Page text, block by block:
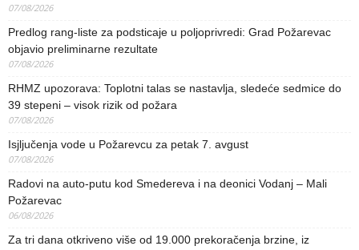
07/08/2026
Predlog rang-liste za podsticaje u poljoprivredi: Grad Požarevac
objavio preliminarne rezultate
07/08/2026
RHMZ upozorava: Toplotni talas se nastavlja, sledeće sedmice do
39 stepeni – visok rizik od požara
07/08/2026
Isjljučenja vode u Požarevcu za petak 7. avgust
07/08/2026
Radovi na auto-putu kod Smedereva i na deonici Vodanj – Mali
Požarevac
06/08/2026
Za tri dana otkriveno više od 19.000 prekoračenja brzine, iz